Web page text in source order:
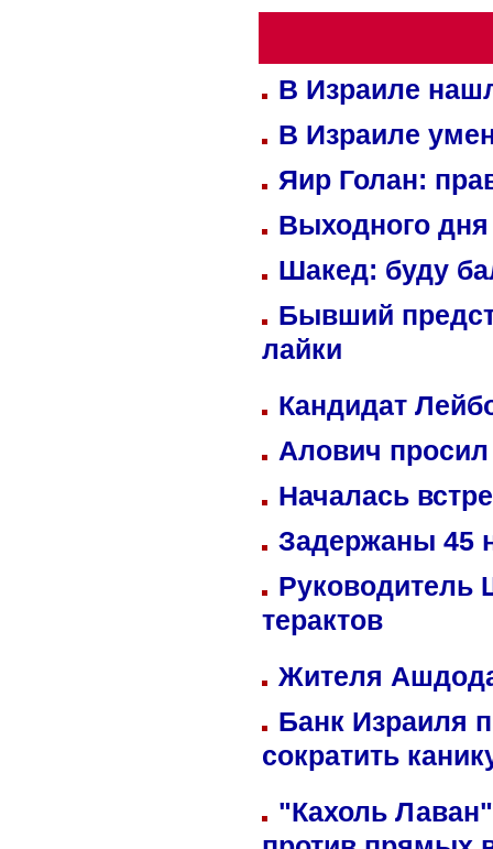
В Израиле
В Израиле
Яир Голан:
Выходного
Шакед: буду
Бывший
лайки
Кандидат
Алович просил
Началась
Задержаны 45
Руководитель
терактов
Жителя
Банк Израиля
сократить
"Кахоль